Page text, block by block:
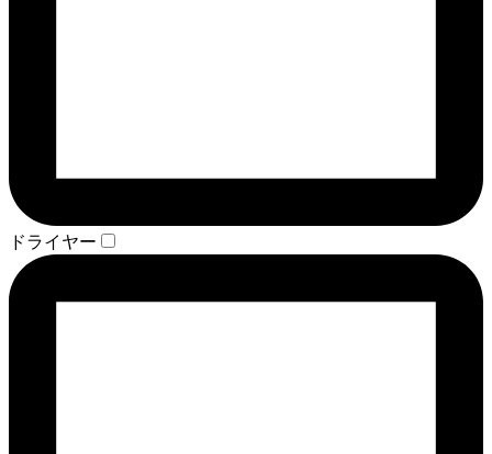
ドライヤー